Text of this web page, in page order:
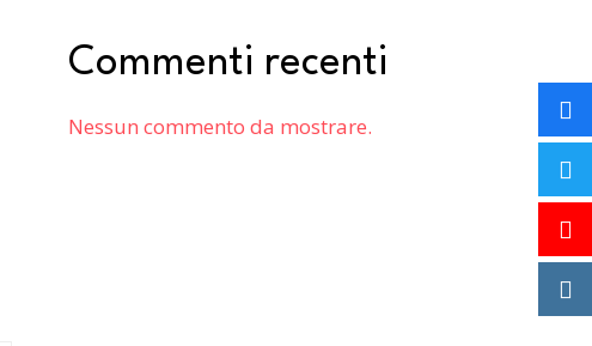
Commenti recenti
Nessun commento da mostrare.